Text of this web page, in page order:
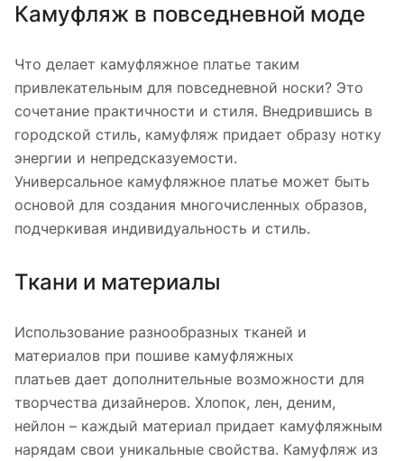
Камуфляж в повседневной моде
Что делает камуфляжное платье таким
привлекательным для повседневной носки? Это
сочетание практичности и стиля. Внедрившись в
городской стиль, камуфляж придает образу нотку
энергии и непредсказуемости.
Универсальное камуфляжное платье может быть
основой для создания многочисленных образов,
подчеркивая индивидуальность и стиль.
Ткани и материалы
Использование разнообразных тканей и
материалов при пошиве камуфляжных
платьев дает дополнительные возможности для
творчества дизайнеров. Хлопок, лен, деним,
нейлон – каждый материал придает камуфляжным
нарядам свои уникальные свойства. Камуфляж из